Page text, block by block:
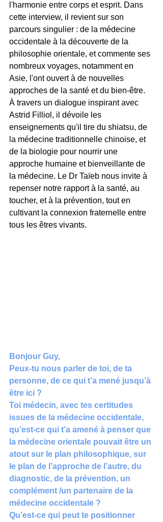
l'harmonie entre corps et esprit. Dans
cette interview, il revient sur son
parcours singulier : de la médecine
occidentale à la découverte de la
philosophie orientale, et commente ses
nombreux voyages, notamment en
Asie, l'ont ouvert à de nouvelles
approches de la santé et du bien-être.
À travers un dialogue inspirant avec
Astrid Filliol, il dévoile les
enseignements qu'il tire du shiatsu, de
la médecine traditionnelle chinoise, et
de la biologie pour nourrir une
approche humaine et bienveillante de
la médecine. Le Dr Taïeb nous invite à
repenser notre rapport à la santé, au
toucher, et à la prévention, tout en
cultivant la connexion fraternelle entre
tous les êtres vivants.
Bonjour Guy,
Peux-tu nous parler de toi, de ta
personne, de ce qui t’a mené jusqu’à
être ici ?
Toi médecin, avec tes certitudes
issues de la médecine occidentale,
qu’est-ce qui t’a amené à penser que
la médecine orientale pouvait être un
atout sur le plan philosophique, sur
le plan de l’approche de l’autre, du
diagnostic, de la prévention, un
complément /un partenaire de la
médecine occidentale ?
Qu’est-ce qui peut te positionner